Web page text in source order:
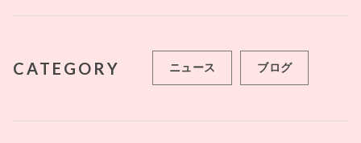
CATEGORY ニュース ブログ